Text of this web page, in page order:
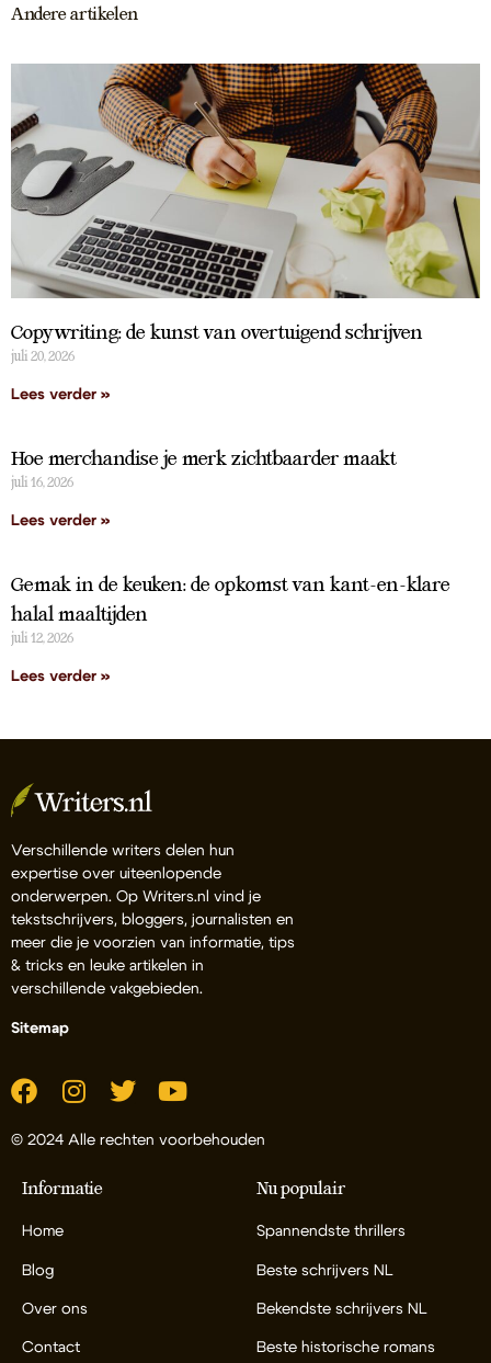
Andere artikelen
Copywriting: de kunst van overtuigend schrijven
juli 20, 2026
Lees verder »
Hoe merchandise je merk zichtbaarder maakt
juli 16, 2026
Lees verder »
Gemak in de keuken: de opkomst van kant-en-klare
halal maaltijden
juli 12, 2026
Lees verder »
Verschillende writers delen hun
expertise over uiteenlopende
onderwerpen. Op Writers.nl vind je
tekstschrijvers, bloggers, journalisten en
meer die je voorzien van informatie, tips
& tricks en leuke artikelen in
verschillende vakgebieden.
Sitemap
© 2024 Alle rechten voorbehouden
Informatie
Home
Blog
Over ons
Contact
Nu populair
Spannendste thrillers
Beste schrijvers NL
Bekendste schrijvers NL
Beste historische romans